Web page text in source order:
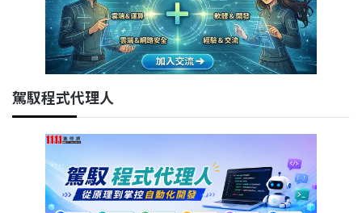
駕馭程式代理人